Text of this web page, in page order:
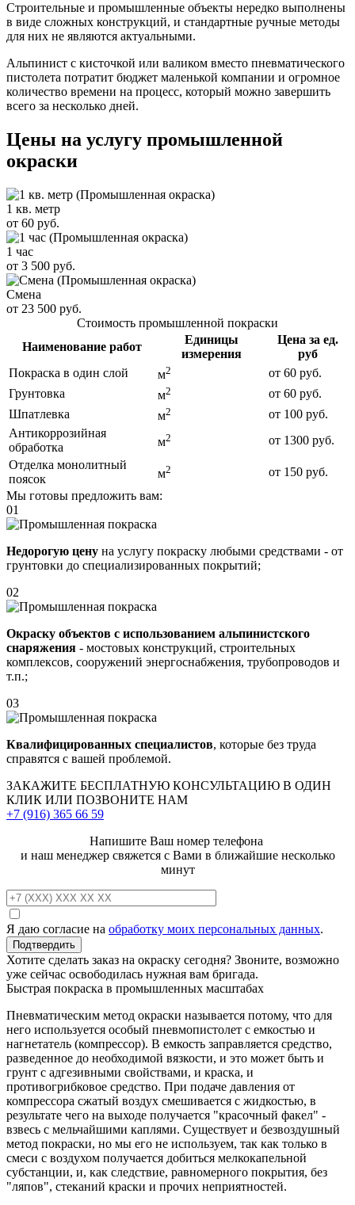
Строительные и промышленные объекты нередко выполнены
в виде сложных конструкций, и стандартные ручные методы
для них не являются актуальными.
Альпинист с кисточкой или валиком вместо пневматического
пистолета потратит бюджет маленькой компании и огромное
количество времени на процесс, который можно завершить
всего за несколько дней.
Цены на услугу промышленной
окраски
1 кв. метр
от 60 руб.
1 час
от 3 500 руб.
Смена
от 23 500 руб.
Стоимость промышленной покраски
Наименование работ
Единицы
измерения
Цена за ед.
руб
Покраска в один слой
м2
от 60 руб.
Грунтовка
м2
от 60 руб.
Шпатлевка
м2
от 100 руб.
Антикоррозийная
обработка
м2
от 1300 руб.
Отделка монолитный
поясок
м2
от 150 руб.
Мы готовы предложить вам:
01
Недорогую цену на услугу покраску любыми средствами - от
грунтовки до специализированных покрытий;
02
Окраску объектов с использованием альпинистского
снаряжения - мостовых конструкций, строительных
комплексов, сооружений энергоснабжения, трубопроводов и
т.п.;
03
Квалифицированных специалистов, которые без труда
справятся с вашей проблемой.
ЗАКАЖИТЕ БЕСПЛАТНУЮ КОНСУЛЬТАЦИЮ В ОДИН
КЛИК ИЛИ ПОЗВОНИТЕ НАМ
+7 (916) 365 66 59
Напишите Ваш номер телефона
и наш менеджер свяжется с Вами в ближайшие несколько
минут
Я даю согласие на обработку моих персональных данных.
Хотите сделать заказ на окраску сегодня? Звоните, возможно
уже сейчас освободилась нужная вам бригада.
Быстрая покраска в промышленных масштабах
Пневматическим метод окраски называется потому, что для
него используется особый пневмопистолет с емкостью и
нагнетатель (компрессор). В емкость заправляется средство,
разведенное до необходимой вязкости, и это может быть и
грунт с адгезивными свойствами, и краска, и
противогрибковое средство. При подаче давления от
компрессора сжатый воздух смешивается с жидкостью, в
результате чего на выходе получается "красочный факел" -
взвесь с мельчайшими каплями. Существует и безвоздушный
метод покраски, но мы его не используем, так как только в
смеси с воздухом получается добиться мелкокапельной
субстанции, и, как следствие, равномерного покрытия, без
"ляпов", стеканий краски и прочих неприятностей.